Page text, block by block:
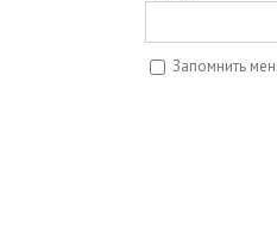
Запомнить